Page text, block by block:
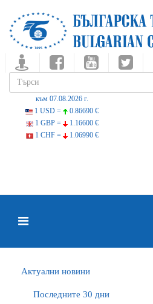
към 07.08.2026 г.
1 USD =
0.86690 €
1 GBP =
1.16600 €
1 CHF =
1.06990 €
Актуални новини
Последните 30 дни